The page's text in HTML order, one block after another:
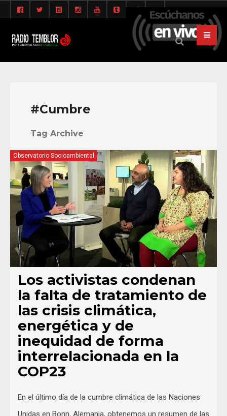
#Cumbre
Tag Archive
Observatorio Socioambiental
Los activistas condenan
la falta de tratamiento de
las crisis climática,
energética y de
inequidad de forma
interrelacionada en la
COP23
En el último día de la cumbre climática de las Naciones
Unidas en Bonn, Alemania, obtenemos un resumen de las